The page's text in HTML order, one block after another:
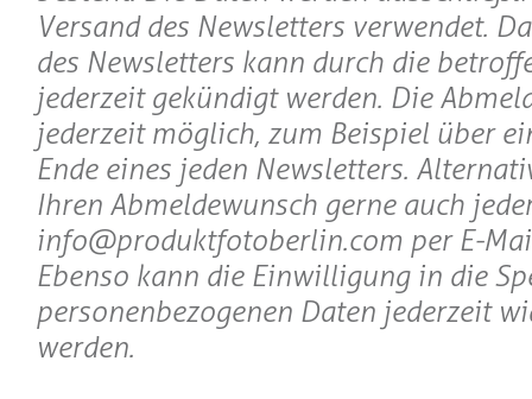
Versand des Newsletters verwendet.
des Newsletters kann durch die
jederzeit gekündigt werden. Die
jederzeit möglich, zum Beispiel über
Ende eines jeden Newsletters.
Ihren Abmeldewunsch gerne auch
info@produktfotoberlin.com per E-
Ebenso kann die Einwilligung in die
personenbezogenen Daten jederzeit
werden.